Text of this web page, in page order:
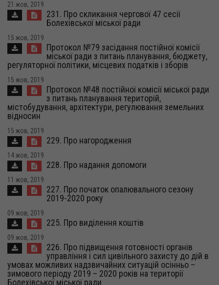
21 жов, 2019
231. Про скликання чергової 47 сесії
Болехівської міської ради
15 жов, 2019
Протокол №79 засідання постійної комісії
міської ради з питань планування, бюджету,
регуляторної політики, місцевих податків і зборів
15 жов, 2019
Протокол №48 постійної комісії міської ради
з питань планування територій,
містобудування, архітектури, регулювання земельних
відносин
15 жов, 2019
229. Про нагородження
14 жов, 2019
228. Про надання допомоги
11 жов, 2019
227. Про початок опалювального сезону
2019-2020 року
09 жов, 2019
225. Про виділення коштів
09 жов, 2019
226. Про підвищення готовності органів
управління і сил цивільного захисту до дій в
умовах можливих надзвичайних ситуацій осінньо –
зимового періоду 2019 – 2020 років на території
Болехівської міської ради